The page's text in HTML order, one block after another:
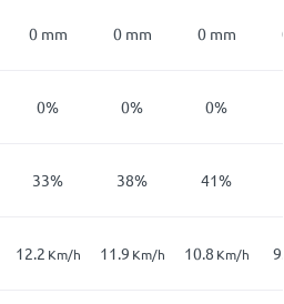
0 mm 0 mm 0 mm
0% 0% 0%
33% 38% 41%
12.2 Km/h 11.9 Km/h 10.8 Km/h